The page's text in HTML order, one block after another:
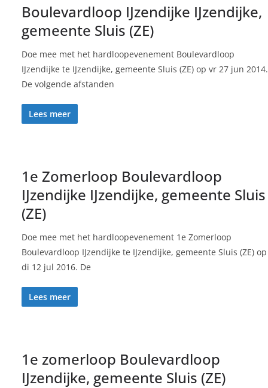
Boulevardloop IJzendijke IJzendijke,
gemeente Sluis (ZE)
Doe mee met het hardloopevenement Boulevardloop
IJzendijke te IJzendijke, gemeente Sluis (ZE) op vr 27 jun 2014.
De volgende afstanden
Lees meer
1e Zomerloop Boulevardloop
IJzendijke IJzendijke, gemeente Sluis
(ZE)
Doe mee met het hardloopevenement 1e Zomerloop
Boulevardloop IJzendijke te IJzendijke, gemeente Sluis (ZE) op
di 12 jul 2016. De
Lees meer
1e zomerloop Boulevardloop
IJzendijke, gemeente Sluis (ZE)